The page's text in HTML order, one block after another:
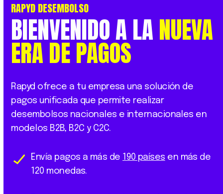
RAPYD DESEMBOLSO
BIENVENIDOA LA NUEVA
ERA DEPAGOS
Rapyd ofrece a tu empresa una solución de
pagos unificada que permite realizar
desembolsos nacionales e internacionales en
modelos B2B, B2C y C2C.
Envía pagos a más de 190 países en más de
120 monedas.